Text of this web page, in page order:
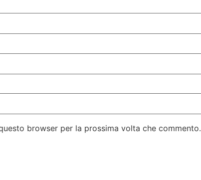
browser per la prossima volta che commento.